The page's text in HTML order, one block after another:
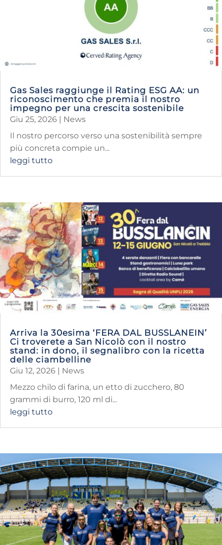
Gas Sales raggiunge il Rating ESG AA: un
riconoscimento che premia il nostro
impegno per una crescita sostenibile
Giu 25, 2026
News
​Il nostro percorso verso una sostenibilità sempre
più concreta compie un...
leggi tutto
Arriva la 30esima ‘FERA DAL BUSSLANEIN’
Ci troverete a San Nicolò con il nostro
stand: in dono, il segnalibro con la ricetta
delle ciambelline
Giu 12, 2026 | News
Mezzo chilo di farina, un etto di zucchero, 80
grammi di burro, 120 ml di...
leggi tutto